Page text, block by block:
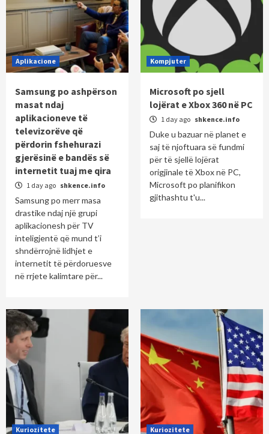
Aplikacione
Samsung po ashpërson
masat ndaj
aplikacioneve të
televizorëve që
përdorin fshehurazi
gjerësinë e bandës së
internetit tuaj me qira
1 day ago shkence.info
Samsung po merr masa
drastike ndaj një grupi
aplikacionesh për TV
inteligjentë që mund t’i
shndërrojnë lidhjet e
internetit të përdoruesve
në rrjete kalimtare për...
Kompjuter
Microsoft po sjell
lojërat e Xbox 360 në PC
1 day ago shkence.info
Duke u bazuar në planet e
saj të njoftuara së fundmi
për të sjellë lojërat
origjinale të Xbox në PC,
Microsoft po planifikon
gjithashtu t'u...
Kuriozitete Kuriozitete